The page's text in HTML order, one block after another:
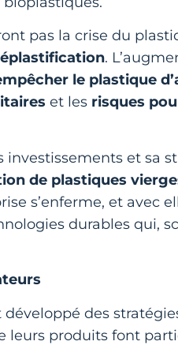
pas la crise du
.
le plastique
et les risques
investissements et sa
de plastiques
s’enferme, et avec
durables qui,
développé des
leurs produits font